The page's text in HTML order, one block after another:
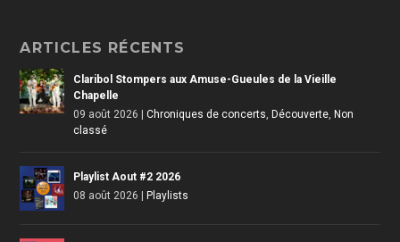
ARTICLES RÉCENTS
Claribol Stompers aux Amuse-Gueules de la Vieille
Chapelle
09 août 2026
|Chroniques de concerts, Découverte, Non
classé
Playlist Aout #2 2026
08 août 2026
Playlists